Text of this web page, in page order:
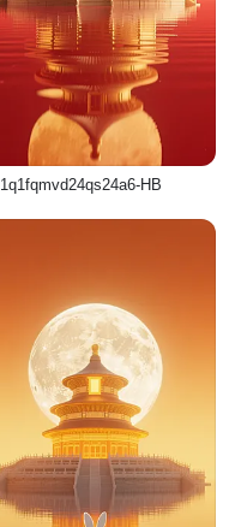
1q1fqmvd24qs24a6-HB